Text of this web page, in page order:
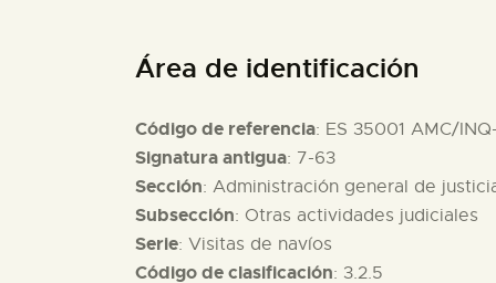
Área de identificación
Código de referencia: ES 35001 AMC/
Signatura antigua: 7-63
Sección: Administración general de
Subsección: Otras actividades judiciales
Serie: Visitas de navíos
Código de clasificación: 3.2.5